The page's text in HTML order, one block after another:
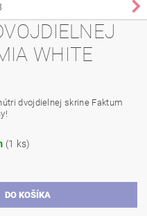
WHITE
dvojdielnej skrine Faktum
(1 ks)